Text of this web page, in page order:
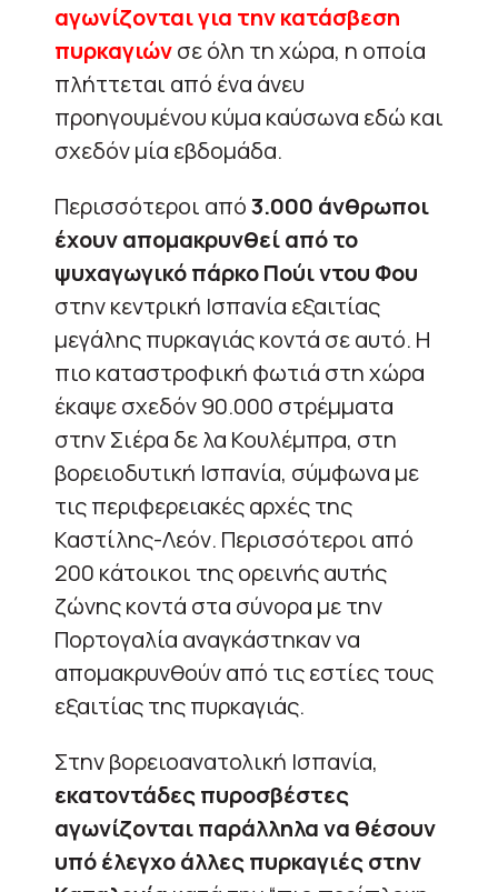
αγωνίζονται για την κατάσβεση
πυρκαγιώνσε όλη τη χώρα, η οποία
πλήττεται από ένα άνευ
προηγουμένου κύμα καύσωνα εδώ και
σχεδόν μία εβδομάδα.
Περισσότεροι από3.000 άνθρωποι
έχουν απομακρυνθεί από το
ψυχαγωγικό πάρκο Πούι ντου Φου
στην κεντρική Ισπανία εξαιτίας
μεγάλης πυρκαγιάς κοντά σε αυτό. Η
πιο καταστροφική φωτιά στη χώρα
έκαψε σχεδόν 90.000 στρέμματα
στην Σιέρα δε λα Κουλέμπρα, στη
βορειοδυτική Ισπανία, σύμφωνα με
τις περιφερειακές αρχές της
Καστίλης-Λεόν. Περισσότεροι από
200 κάτοικοι της ορεινής αυτής
ζώνης κοντά στα σύνορα με την
Πορτογαλία αναγκάστηκαν να
απομακρυνθούν από τις εστίες τους
εξαιτίας της πυρκαγιάς.
Στην βoρειοανατολική Ισπανία,
εκατοντάδες πυροσβέστες
αγωνίζονται παράλληλα να θέσουν
υπό έλεγχο άλλες πυρκαγιές στην